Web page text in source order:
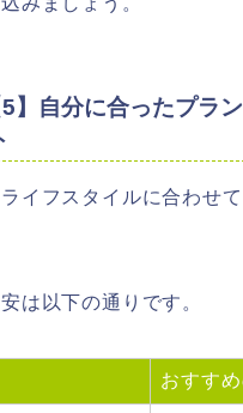
】自分に合ったプラ
イフスタイルに合わせ
は以下の通りです。
おすすめ